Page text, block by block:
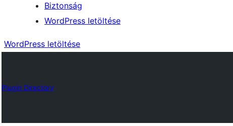
Biztonság
WordPress letöltése
WordPress letöltése
Plugin Directory